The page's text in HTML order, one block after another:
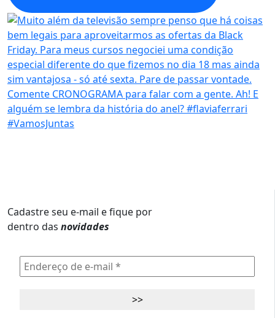
Cadastre seu e-mail e fique por
dentro das novidades